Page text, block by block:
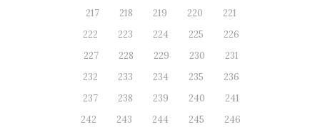
217
218 219 220
221
222
223 224 225
226
227
228 229 230
231
232
233 234 235
236
237
238 239 240
241
242
243 244 245
246